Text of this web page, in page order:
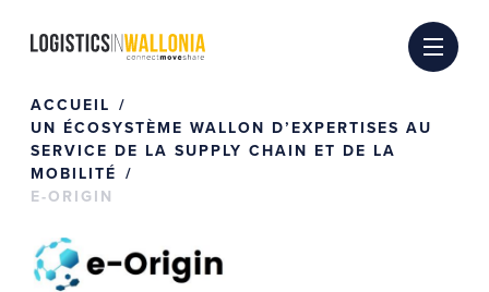
ACCUEIL
UN ÉCOSYSTÈME WALLON D’EXPERTISES AU
SERVICE DE LA SUPPLY CHAIN ET DE LA
MOBILITÉ
E-ORIGIN